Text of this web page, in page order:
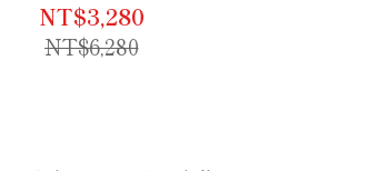
NT$3,280
NT$6,280